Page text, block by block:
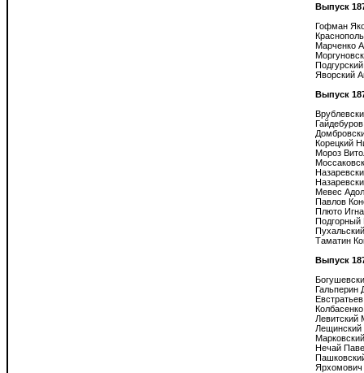
Выпуск
Гофман
Марченко
Яворский
Выпуск
Корецкий
Мороз
Мевес
Павлов
Плюто
Подгорный
Таматин
Выпуск
Гальперин
Левитский
Лещинский
Нечай
Ярхомович